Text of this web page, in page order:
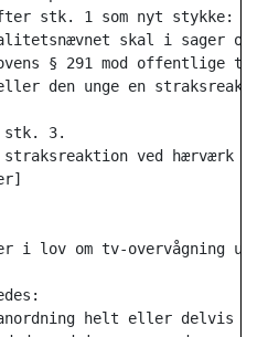
stk. 1 som nyt stykke:
skal i sager om
§ 291 mod offentlige
den unge en
stk. 3.
ved hærværk
i lov om tv-overvågning
helt eller delvis